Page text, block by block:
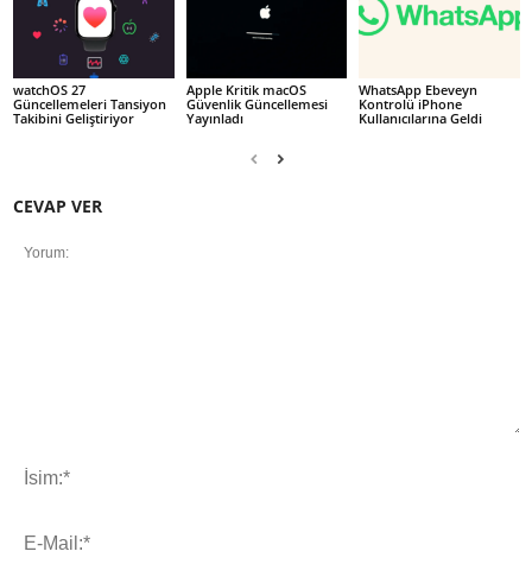
watchOS 27
Güncellemeleri Tansiyon
Takibini Geliştiriyor
Apple Kritik macOS
Güvenlik Güncellemesi
Yayınladı
WhatsApp Ebeveyn
Kontrolü iPhone
Kullanıcılarına Geldi
CEVAP VER